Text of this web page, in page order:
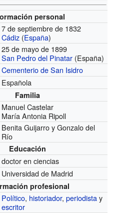
personal
7 de septiembre de 1832
Cádiz (España)
25 de mayo de 1899
San Pedro del Pinatar (España)
Cementerio de San Isidro
Española
Familia
Manuel Castelar
María Antonia Ripoll
Benita Guijarro y Gonzalo del
Río
Educación
doctor en ciencias
Universidad de Madrid
profesional
Político, historiador,periodistay
escritor